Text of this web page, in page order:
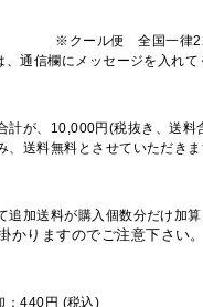
※クール便 全国一律
通信欄にメッセージを入れて
計が、10,000円(税抜き、送
送料無料とさせていただきま
追加送料が購入個数分だけ加
かりますのでご注意下さい。
円 (税込)